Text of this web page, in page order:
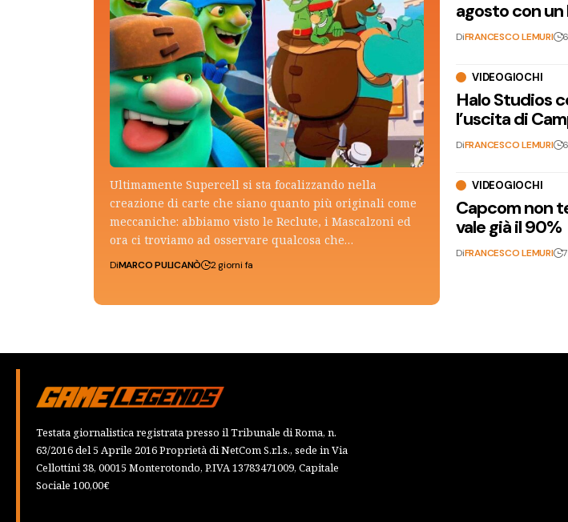
Ultimamente Supercell si sta focalizzando nella
creazione di carte che siano quanto più originali come
meccaniche: abbiamo visto le Reclute, i Mascalzoni ed
ora ci troviamo ad osservare qualcosa che…
DiMARCO PULICANÒ 2 giorni fa
agosto con
DiFRANCESCO LEMURI
VIDEOGIOCHI
Halo Studios
l’uscita di
DiFRANCESCO LEMURI
VIDEOGIOCHI
Capcom non
vale già il 90%
DiFRANCESCO LEMURI
Testata giornalistica registrata presso il Tribunale di Roma, n.
63/2016 del 5 Aprile 2016 Proprietà di NetCom S.r.l.s., sede in Via
Cellottini 38, 00015 Monterotondo, P.IVA 13783471009, Capitale
Sociale 100,00€